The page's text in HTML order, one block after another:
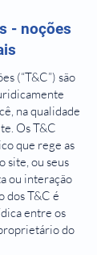
- noções
(“T&C”) são
na qualidade
Os T&C
que rege as
site, ou seus
ou interação
dos T&C é
entre os
do